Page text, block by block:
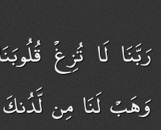
رَبَّنَا لَا تُزِغْ
وَهَبْ لَنَا مِن